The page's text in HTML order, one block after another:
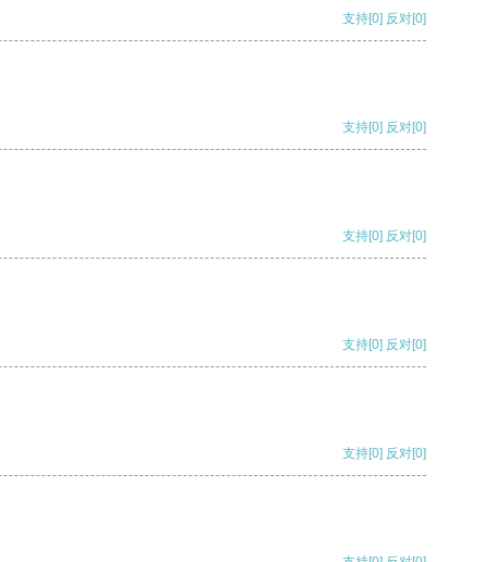
支持[0] 反对[0]
支持[0] 反对[0]
支持[0] 反对[0]
支持[0] 反对[0]
支持[0] 反对[0]